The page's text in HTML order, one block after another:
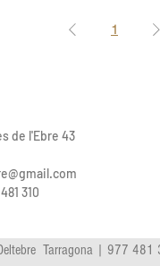
1
de l'Ebre 43
310
Tarragona | 977